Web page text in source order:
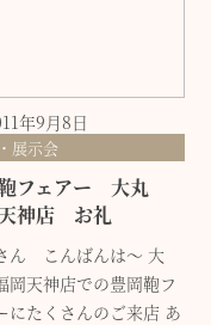
年9月8日
展示会
フェアー 大丸
神店 お礼
ん こんばんは～ 大
天神店での豊岡鞄フ
にたくさんのご来店 あ